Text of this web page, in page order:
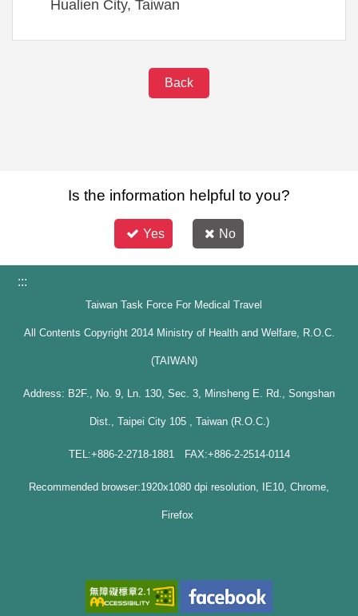
Hualien City, Taiwan
Back
Is the information helpful to you?
Yes No
:::
Taiwan Task Force For Medical Travel
All Contents Copyright 2014 Ministry of Health and Welfare, R.O.C.
(TAIWAN)
Address: B2F., No. 9, Ln. 130, Sec. 3, Minsheng E. Rd., Songshan
Dist., Taipei City 105 , Taiwan (R.O.C.)
TEL:+886-2-2718-1881 FAX:+886-2-2514-0114
Recommended browser:1920x1080 dpi resolution, IE10, Chrome,
Firefox